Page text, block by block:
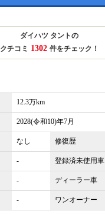
ダイハツ タントの
クチコミ 1302 件をチェック！
12.3万km
2028(令和10)年7月
なし 修復歴
- 登録済未使用車
- ディーラー車
- ワンオーナー